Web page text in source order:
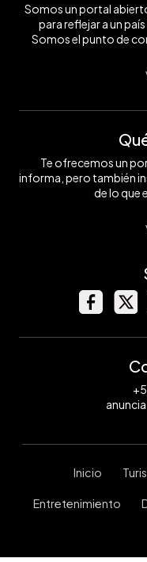
Somos un portal
para reflejar a un
Somos el punto de
Te ofrecemos un
informa, pero también
de lo que
Inicio
Entretenimiento